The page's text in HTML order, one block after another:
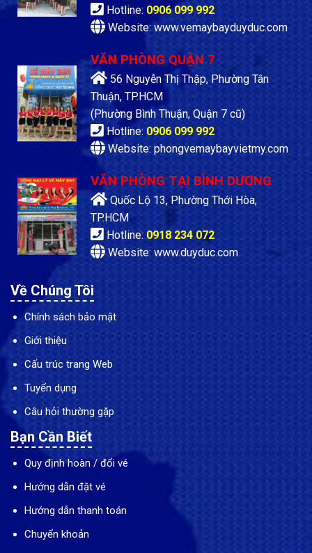
Hotline: 0906 099 992
Website: www.vemaybayduyduc.com
VĂN PHÒNG QUẬN 7
56 Nguyễn Thị Thập, Phường Tân
Thuận, TP.HCM
(Phường Bình Thuận, Quận 7 cũ)
Hotline: 0906 099 992
Website: phongvemaybayvietmy.com
VĂN PHÒNG TẠI BÌNH DƯƠNG
Quốc Lộ 13, Phường Thới Hòa,
TP.HCM
Hotline: 0918 234 072
Website: www.duyduc.com
Về Chúng Tôi
Chính sách bảo mật
Giới thiệu
Cấu trúc trang Web
Tuyển dụng
Câu hỏi thường gặp
Bạn Cần Biết
Quy định hoàn / đổi vé
Hướng dẫn đặt vé
Hướng dẫn thanh toán
Chuyển khoản